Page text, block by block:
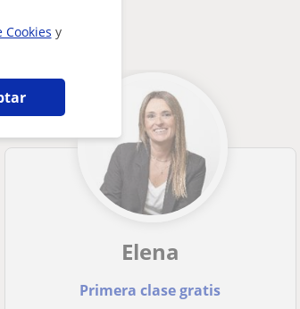
Cookies y
Elena
Primera clase gratis